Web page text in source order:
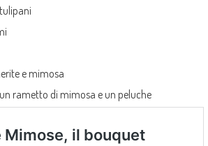
e mimosa
rametto di mimosa e un peluche